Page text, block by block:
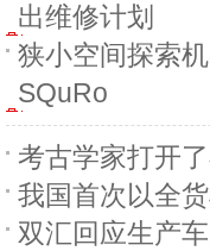
出维修计划
狭小空间探索
SQuRo
考古学家打开
我国首次以全
双汇回应生产